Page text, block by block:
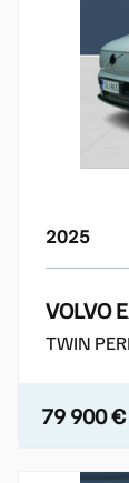
2025
VOLVO
TWIN
79 900 €